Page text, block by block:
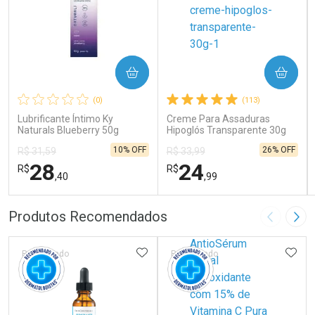
(0)
Lubrificante Íntimo Ky
Naturals Blueberry 50g
R$ 31,59
R$28,40
10% OFF
COMPRAR
FECHAR
FECHAR
Por Menos
(113)
Creme Para Assaduras
Hipoglós Transparente 30g
R$ 33,99
R$24,99
26% OFF
COMPRAR
Por Menos
Produtos Recomendados Imagem
Patrocinado ADICIONAR AOS FAVORITOS
Patrocinado